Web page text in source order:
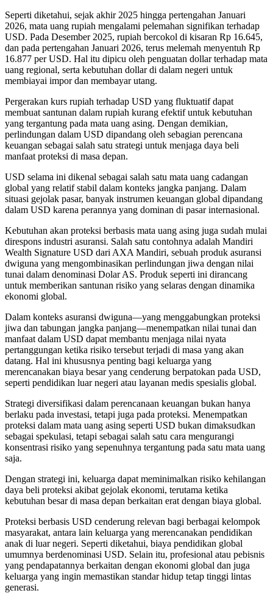
Seperti diketahui, sejak akhir 2025 hingga pertengahan Januari
2026, mata uang rupiah mengalami pelemahan signifikan terhadap
USD. Pada Desember 2025, rupiah bercokol di kisaran Rp 16.645,
dan pada pertengahan Januari 2026, terus melemah menyentuh Rp
16.877 per USD. Hal itu dipicu oleh penguatan dollar terhadap mata
uang regional, serta kebutuhan dollar di dalam negeri untuk
membiayai impor dan membayar utang.
Pergerakan kurs rupiah terhadap USD yang fluktuatif dapat
membuat santunan dalam rupiah kurang efektif untuk kebutuhan
yang tergantung pada mata uang asing. Dengan demikian,
perlindungan dalam USD dipandang oleh sebagian perencana
keuangan sebagai salah satu strategi untuk menjaga daya beli
manfaat proteksi di masa depan.
USD selama ini dikenal sebagai salah satu mata uang cadangan
global yang relatif stabil dalam konteks jangka panjang. Dalam
situasi gejolak pasar, banyak instrumen keuangan global dipandang
dalam USD karena perannya yang dominan di pasar internasional.
Kebutuhan akan proteksi berbasis mata uang asing juga sudah mulai
direspons industri asuransi. Salah satu contohnya adalah Mandiri
Wealth Signature USD dari AXA Mandiri, sebuah produk asuransi
dwiguna yang mengombinasikan perlindungan jiwa dengan nilai
tunai dalam denominasi Dolar AS. Produk seperti ini dirancang
untuk memberikan santunan risiko yang selaras dengan dinamika
ekonomi global.
Dalam konteks asuransi dwiguna—yang menggabungkan proteksi
jiwa dan tabungan jangka panjang—menempatkan nilai tunai dan
manfaat dalam USD dapat membantu menjaga nilai nyata
pertanggungan ketika risiko tersebut terjadi di masa yang akan
datang. Hal ini khususnya penting bagi keluarga yang
merencanakan biaya besar yang cenderung berpatokan pada USD,
seperti pendidikan luar negeri atau layanan medis spesialis global.
Strategi diversifikasi dalam perencanaan keuangan bukan hanya
berlaku pada investasi, tetapi juga pada proteksi. Menempatkan
proteksi dalam mata uang asing seperti USD bukan dimaksudkan
sebagai spekulasi, tetapi sebagai salah satu cara mengurangi
konsentrasi risiko yang sepenuhnya tergantung pada satu mata uang
saja.
Dengan strategi ini, keluarga dapat meminimalkan risiko kehilangan
daya beli proteksi akibat gejolak ekonomi, terutama ketika
kebutuhan besar di masa depan berkaitan erat dengan biaya global.
Proteksi berbasis USD cenderung relevan bagi berbagai kelompok
masyarakat, antara lain keluarga yang merencanakan pendidikan
anak di luar negeri. Seperti diketahui, biaya pendidikan global
umumnya berdenominasi USD. Selain itu, profesional atau pebisnis
yang pendapatannya berkaitan dengan ekonomi global dan juga
keluarga yang ingin memastikan standar hidup tetap tinggi lintas
generasi.